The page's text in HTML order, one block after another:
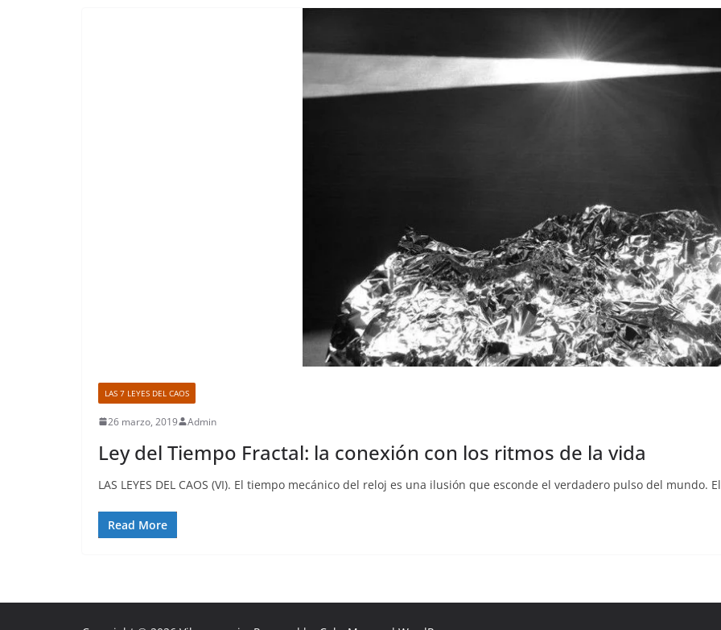
LAS 7 LEYES DEL CAOS
26 marzo, 2019 Admin
Ley del Tiempo Fractal: la conexión con los ritmos de la vida
LAS LEYES DEL CAOS (VI). El tiempo mecánico del reloj es una ilusión que esconde el verdadero pulso del mundo. El
Read More